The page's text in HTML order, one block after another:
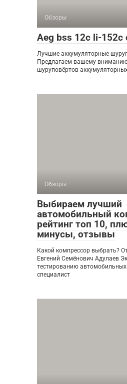
Обзоры
Aeg bss 12c li-
Лучшие аккумуляторные
Предлагаем вашему
шуруповёртов
Обзоры
Выбираем лучший
автомобильный
рейтинг топ 10,
минусы, отзывы
Какой компрессор выбрать?
Евгений Семёнович Адулаев
тестированию автомобильных
специалист